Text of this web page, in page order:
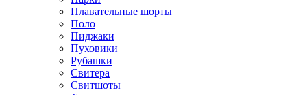
Плавательные шорты
Поло
Пиджаки
Пуховики
Рубашки
Свитера
Свитшоты